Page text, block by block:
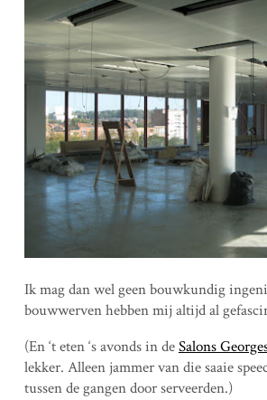
Ik mag dan wel geen bouwkundig
bouwwerven hebben mij altijd al
(En ‘t eten ‘s avonds in deSalons
lekker. Alleen jammer van die saaie
tussen de gangen door serveerden.)